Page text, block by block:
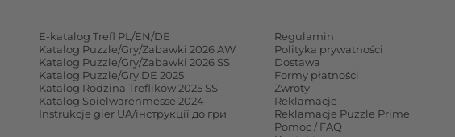
E-katalog Trefl PL/EN/DE
Katalog Puzzle/Gry/Zabawki 2026 AW
Katalog Puzzle/Gry/Zabawki 2026 SS
Katalog Puzzle/Gry DE 2025
Katalog Rodzina Treflików 2025 SS
Katalog Spielwarenmesse 2024
Instrukcje gier UA/інструкції до гри
Regulamin
Polityka prywatności
Dostawa
Formy płatności
Zwroty
Reklamacje
Reklamacje Puzzle Prime
Pomoc / FAQ